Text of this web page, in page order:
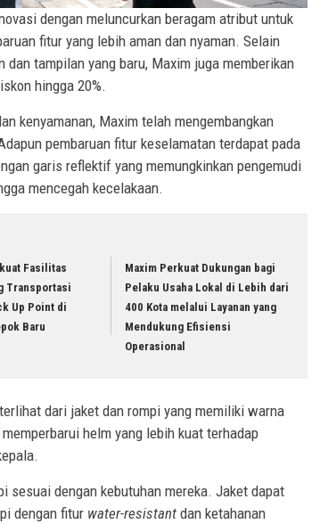
dengan meluncurkan beragam atribut untuk
fitur yang lebih aman dan nyaman. Selain
tampilan yang baru, Maxim juga memberikan
hingga 20%.
kenyamanan, Maxim telah mengembangkan
pembaruan fitur keselamatan terdapat pada
garis reflektif yang memungkinkan pengemudi
mencegah kecelakaan.
Fasilitas
Transportasi
Up Point di
Baru
Maxim Perkuat Dukungan bagi
Pelaku Usaha Lokal di Lebih dari
400 Kota melalui Layanan yang
Mendukung Efisiensi
Operasional
dari jaket dan rompi yang memiliki warna
helm yang lebih kuat terhadap
sesuai dengan kebutuhan mereka. Jaket dapat
dengan fitur water-resistant dan ketahanan